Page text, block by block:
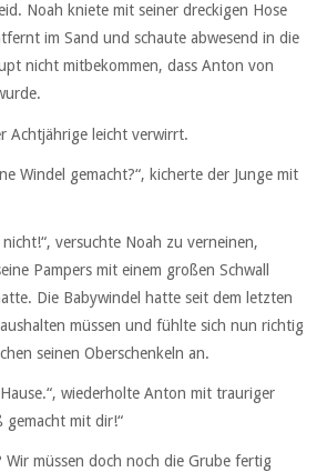
Noah kniete mit seiner dreckigen Hose
im Sand und schaute abwesend in die
nicht mitbekommen, dass Anton von
Achtjährige leicht verwirrt.
Windel gemacht?“, kicherte der Junge mit
versuchte Noah zu verneinen,
Pampers mit einem großen Schwall
Die Babywindel hatte seit dem letzten
müssen und fühlte sich nun richtig
seinen Oberschenkeln an.
wiederholte Anton mit trauriger
gemacht mit dir!“
Wir müssen doch noch die Grube fertig